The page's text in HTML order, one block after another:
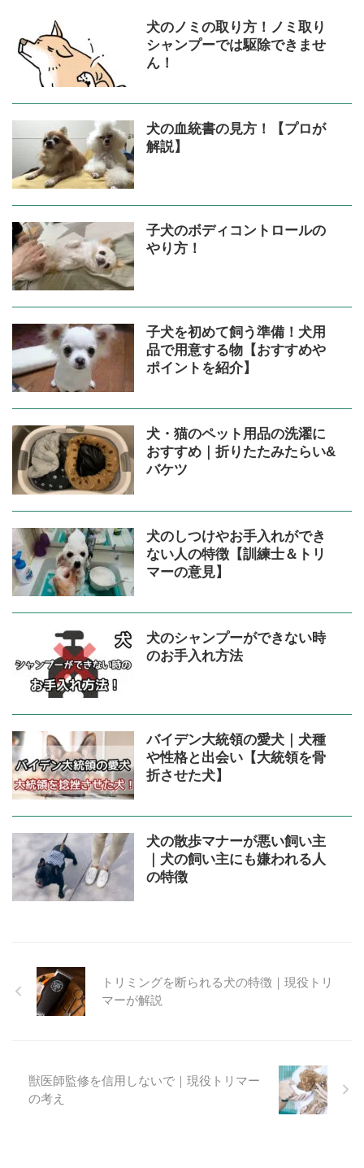
犬のノミの取り方！ノミ取り
シャンプーでは駆除できませ
ん！
犬の血統書の見方！【プロが
解説】
子犬のボディコントロールの
やり方！
子犬を初めて飼う準備！犬用
品で用意する物【おすすめや
ポイントを紹介】
犬・猫のペット用品の洗濯に
おすすめ｜折りたたみたらい&
バケツ
犬のしつけやお手入れができ
ない人の特徴【訓練士＆トリ
マーの意見】
犬のシャンプーができない時
のお手入れ方法
バイデン大統領の愛犬｜犬種
や性格と出会い【大統領を骨
折させた犬】
犬の散歩マナーが悪い飼い主
｜犬の飼い主にも嫌われる人
の特徴
トリミングを断られる犬の特徴｜現役トリ
マーが解説
獣医師監修を信用しないで｜現役トリマー
の考え